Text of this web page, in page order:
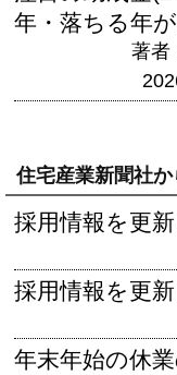
年・落ちる年
著者
住宅産業新聞社
採用情報を更
採用情報を更
年末年始の休